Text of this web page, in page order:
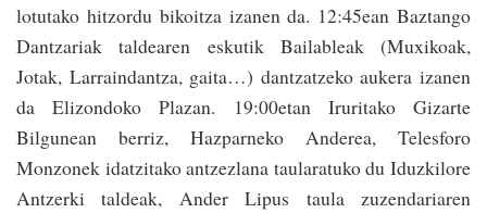
lotutako hitzordu bikoitza izanen da. 12:45ean Baztango
Dantzariak taldearen eskutik Bailableak (Muxikoak,
Jotak, Larraindantza, gaita…) dantzatzeko aukera izanen
da Elizondoko Plazan. 19:00etan Iruritako Gizarte
Bilgunean berriz, Hazparneko Anderea, Telesforo
Monzonek idatzitako an­tzezlana taularatuko du Iduzkilore
Antzerki taldeak, Ander Lipus taula zuzendariaren